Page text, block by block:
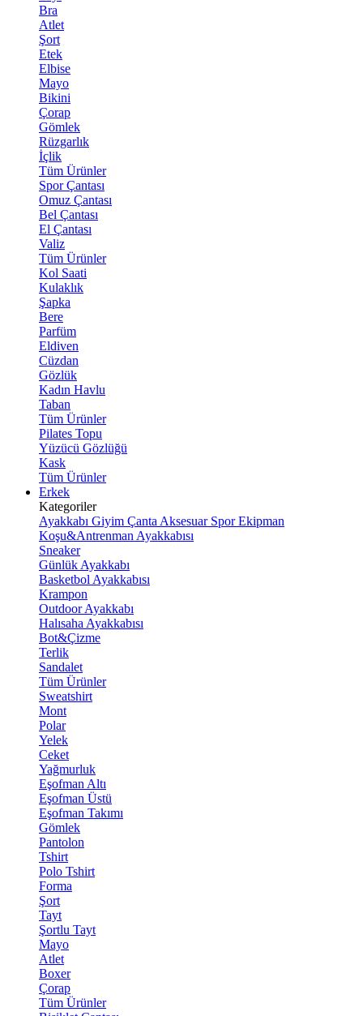
Bra
Atlet
Şort
Etek
Elbise
Mayo
Bikini
Çorap
Gömlek
Rüzgarlık
İçlik
Tüm Ürünler
Spor Çantası
Omuz Çantası
Bel Çantası
El Çantası
Valiz
Tüm Ürünler
Kol Saati
Kulaklık
Şapka
Bere
Parfüm
Eldiven
Cüzdan
Gözlük
Kadın Havlu
Taban
Tüm Ürünler
Pilates Topu
Yüzücü Gözlüğü
Kask
Tüm Ürünler
Erkek
Kategoriler
Ayakkabı Giyim Çanta Aksesuar Spor Ekipman
Koşu&Antrenman Ayakkabısı
Sneaker
Günlük Ayakkabı
Basketbol Ayakkabısı
Krampon
Outdoor Ayakkabı
Halısaha Ayakkabısı
Bot&Çizme
Terlik
Sandalet
Tüm Ürünler
Sweatshirt
Mont
Polar
Yelek
Ceket
Yağmurluk
Eşofman Altı
Eşofman Üstü
Eşofman Takımı
Gömlek
Pantolon
Tshirt
Polo Tshirt
Forma
Şort
Tayt
Şortlu Tayt
Mayo
Atlet
Boxer
Çorap
Tüm Ürünler